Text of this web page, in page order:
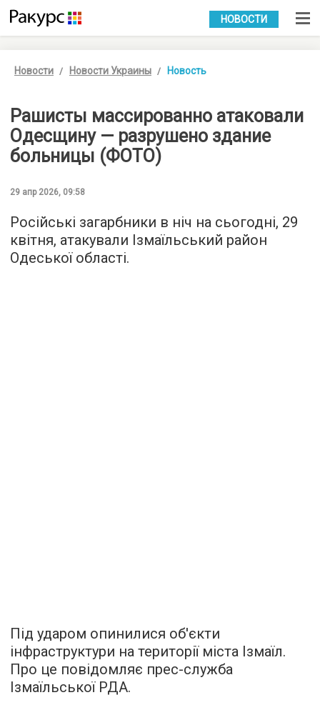
УКР РУС
НОВОСТИ
Новости Новости Украины Новость
Рашисты массированно атаковали
Одесщину — разрушено здание
больницы (ФОТО)
29 апр 2026, 09:58
Російські загарбники в ніч на сьогодні, 29
квітня, атакували Ізмаїльський район
Одеської області.
Під ударом опинилися об'єкти
інфраструктури на території міста Ізмаїл.
Про це повідомляє прес-служба
Ізмаїльської РДА.